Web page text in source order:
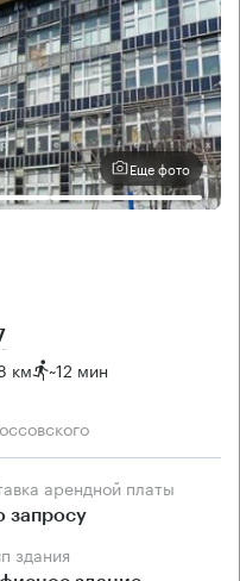
Еще фото
км ~12 мин
арендной платы
запросу
здания